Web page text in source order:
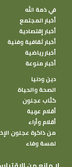
في ذمة الله
أخبار المجتمع
أخبار إقتصادية
أخبار ثقافية وفنية
أخبار رياضية
أخبار منوعة
دين ودنيا
الصحة والحياة
كتًاب عجلون
أقلام عربية
أقلام وأراء
من ذاكرة عجلون
لمسة وفاء